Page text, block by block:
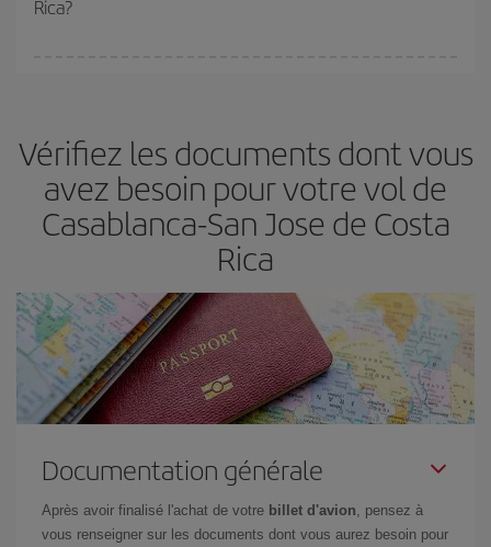
(touristiques). Par conséquent, réserver à l'avance est
Rica?
Vérifiez les documents dont vous
avez besoin pour votre vol de
Casablanca-San Jose de Costa
Rica
Documentation générale
Après avoir finalisé l'achat de votre billet d'avion, pensez à
vous renseigner sur les documents dont vous aurez besoin pour